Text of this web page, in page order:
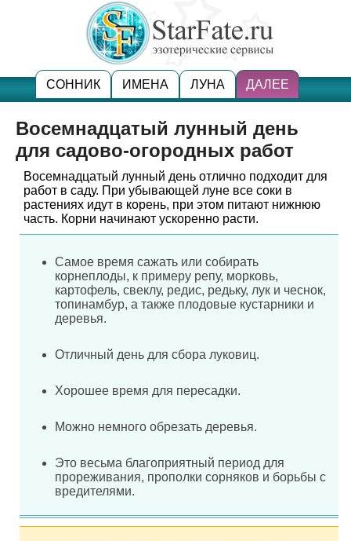
СОННИК ИМЕНА ЛУНА ДАЛЕЕ
Восемнадцатый лунный день
для садово-огородных работ
Восемнадцатый лунный день отлично подходит для
работ в саду. При убывающей луне все соки в
растениях идут в корень, при этом питают нижнюю
часть. Корни начинают ускоренно расти.
Самое время сажать или собирать
корнеплоды, к примеру репу, морковь,
картофель, свеклу, редис, редьку, лук и чеснок,
топинамбур, а также плодовые кустарники и
деревья.
Отличный день для сбора луковиц.
Хорошее время для пересадки.
Можно немного обрезать деревья.
Это весьма благоприятный период для
прореживания, прополки сорняков и борьбы с
вредителями.